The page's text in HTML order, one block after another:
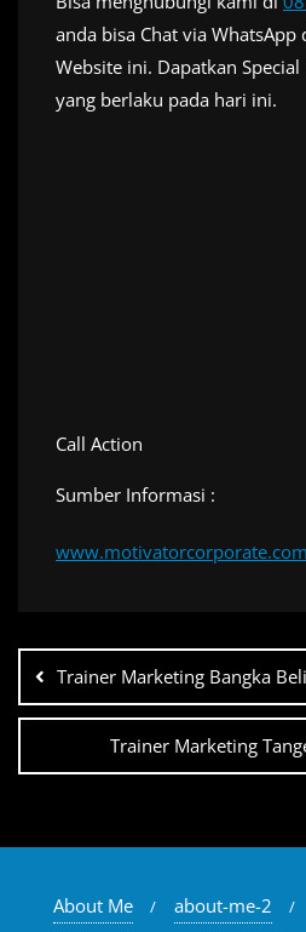
anda bisa Chat via WhatsApp
Website ini. Dapatkan
yang berlaku pada hari ini.
Call Action
Sumber Informasi :
www.motivatorcorporate.com
posTrainer Marketing Bangka
Trainer Marketing
About Me about-me-2